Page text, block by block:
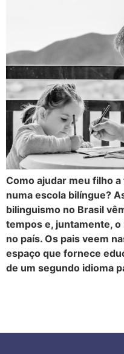
Como ajudar meu filho
numa escola bilíngue?
bilinguismo no Brasil
tempos e, juntamente,
no país. Os pais veem
espaço que fornece
de um segundo idioma